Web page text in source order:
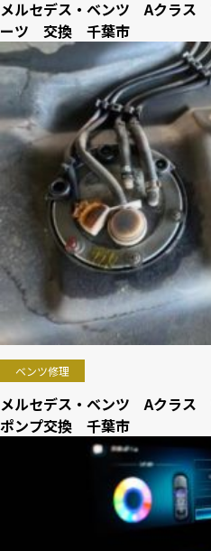
メルセデス・ベンツ Aクラ
ーツ 交換 千葉市
ベンツ修理
メルセデス・ベンツ Aクラ
ポンプ交換 千葉市